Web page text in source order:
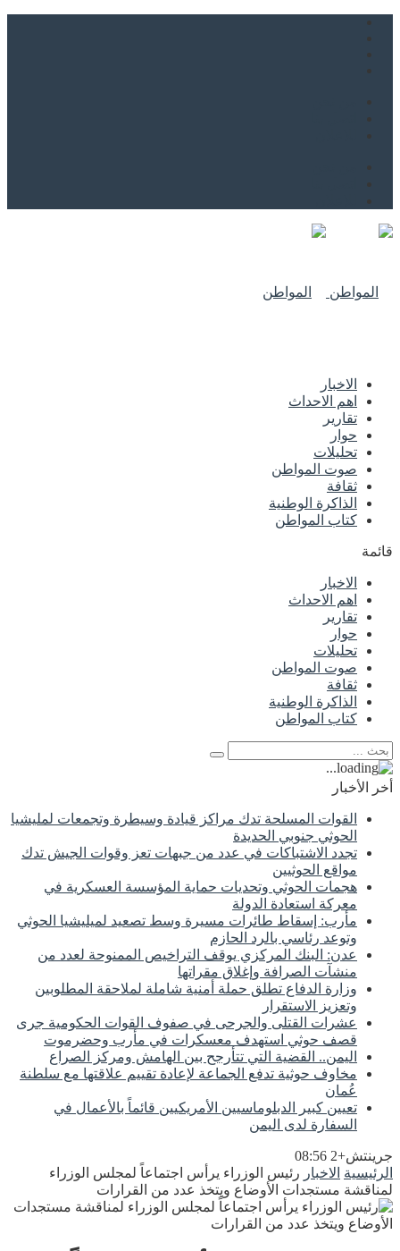
الاخبار
اهم الاحداث
تقارير
حوار
تحليلات
صوت المواطن
ثقافة
الذاكرة الوطنية
كتاب المواطن
قائمة
الاخبار
اهم الاحداث
تقارير
حوار
تحليلات
صوت المواطن
ثقافة
الذاكرة الوطنية
كتاب المواطن
أخر الأخبار
القوات المسلحة تدك مراكز قيادة وسيطرة وتجمعات لمليشيا
الحوثي جنوبي الحديدة
تجدد الاشتباكات في عدد من جبهات تعز وقوات الجيش تدك
مواقع الحوثيين
هجمات الحوثي وتحديات حماية المؤسسة العسكرية في
معركة استعادة الدولة
مأرب: إسقاط طائرات مسيرة وسط تصعيد لميليشيا الحوثي
وتوعد رئاسي بالرد الحازم
عدن: البنك المركزي يوقف التراخيص الممنوحة لعدد من
منشآت الصرافة وإغلاق مقراتها
وزارة الدفاع تطلق حملة أمنية شاملة لملاحقة المطلوبين
وتعزيز الاستقرار
عشرات القتلى والجرحى في صفوف القوات الحكومية جرى
قصف حوثي استهدف معسكرات في مأرب وحضرموت
اليمن.. القضية التي تتأرجح بين الهامش ومركز الصراع
مخاوف حوثية تدفع الجماعة لإعادة تقييم علاقتها مع سلطنة
عُمان
تعيين كبير الدبلوماسيين الأمريكيين قائماً بالأعمال في
السفارة لدى اليمن
جرينتش+2 08:56
الرئيسية الاخبار رئيس الوزراء يرأس اجتماعاً لمجلس الوزراء
لمناقشة مستجدات الأوضاع ويتخذ عدد من القرارات